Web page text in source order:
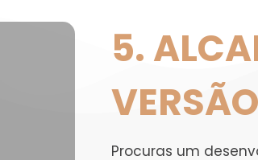
5.
VERSÃO
Procuras um